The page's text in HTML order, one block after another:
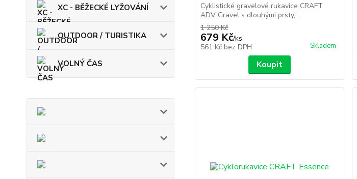
XC - BĚŽECKÉ LYŽOVÁNÍ
OUTDOOR / TURISTIKA
VOLNÝ ČAS
Cyklistické gravelové rukavice CRAFT
ADV Gravel s dlouhými prsty,...
1 250 Kč
679 Kč/ks
561 Kč bez DPH Skladem
Koupit